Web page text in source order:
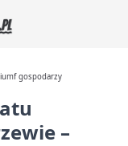
gospodarzy
–